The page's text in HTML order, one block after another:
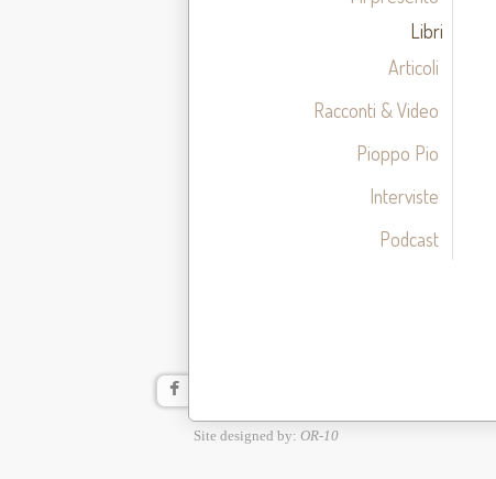
Libri
Articoli
Racconti & Video
Pioppo Pio
Interviste
Podcast
Site designed by: OR-10